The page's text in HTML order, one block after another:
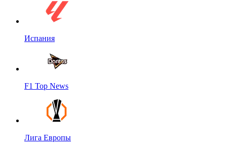
Испания
F1 Top News
Лига Европы